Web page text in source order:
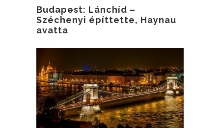
Budapest: Lánchíd –
Széchenyi építtette, Haynau
avatta